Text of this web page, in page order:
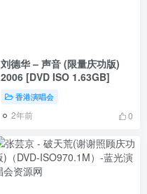
刘德华 – 声音 (限量庆功版)
2006 [DVD ISO 1.63GB]
香港演唱会
2年前 0